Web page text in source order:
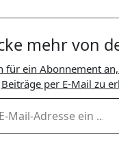
mehr von
Beiträge per E-Mail zu